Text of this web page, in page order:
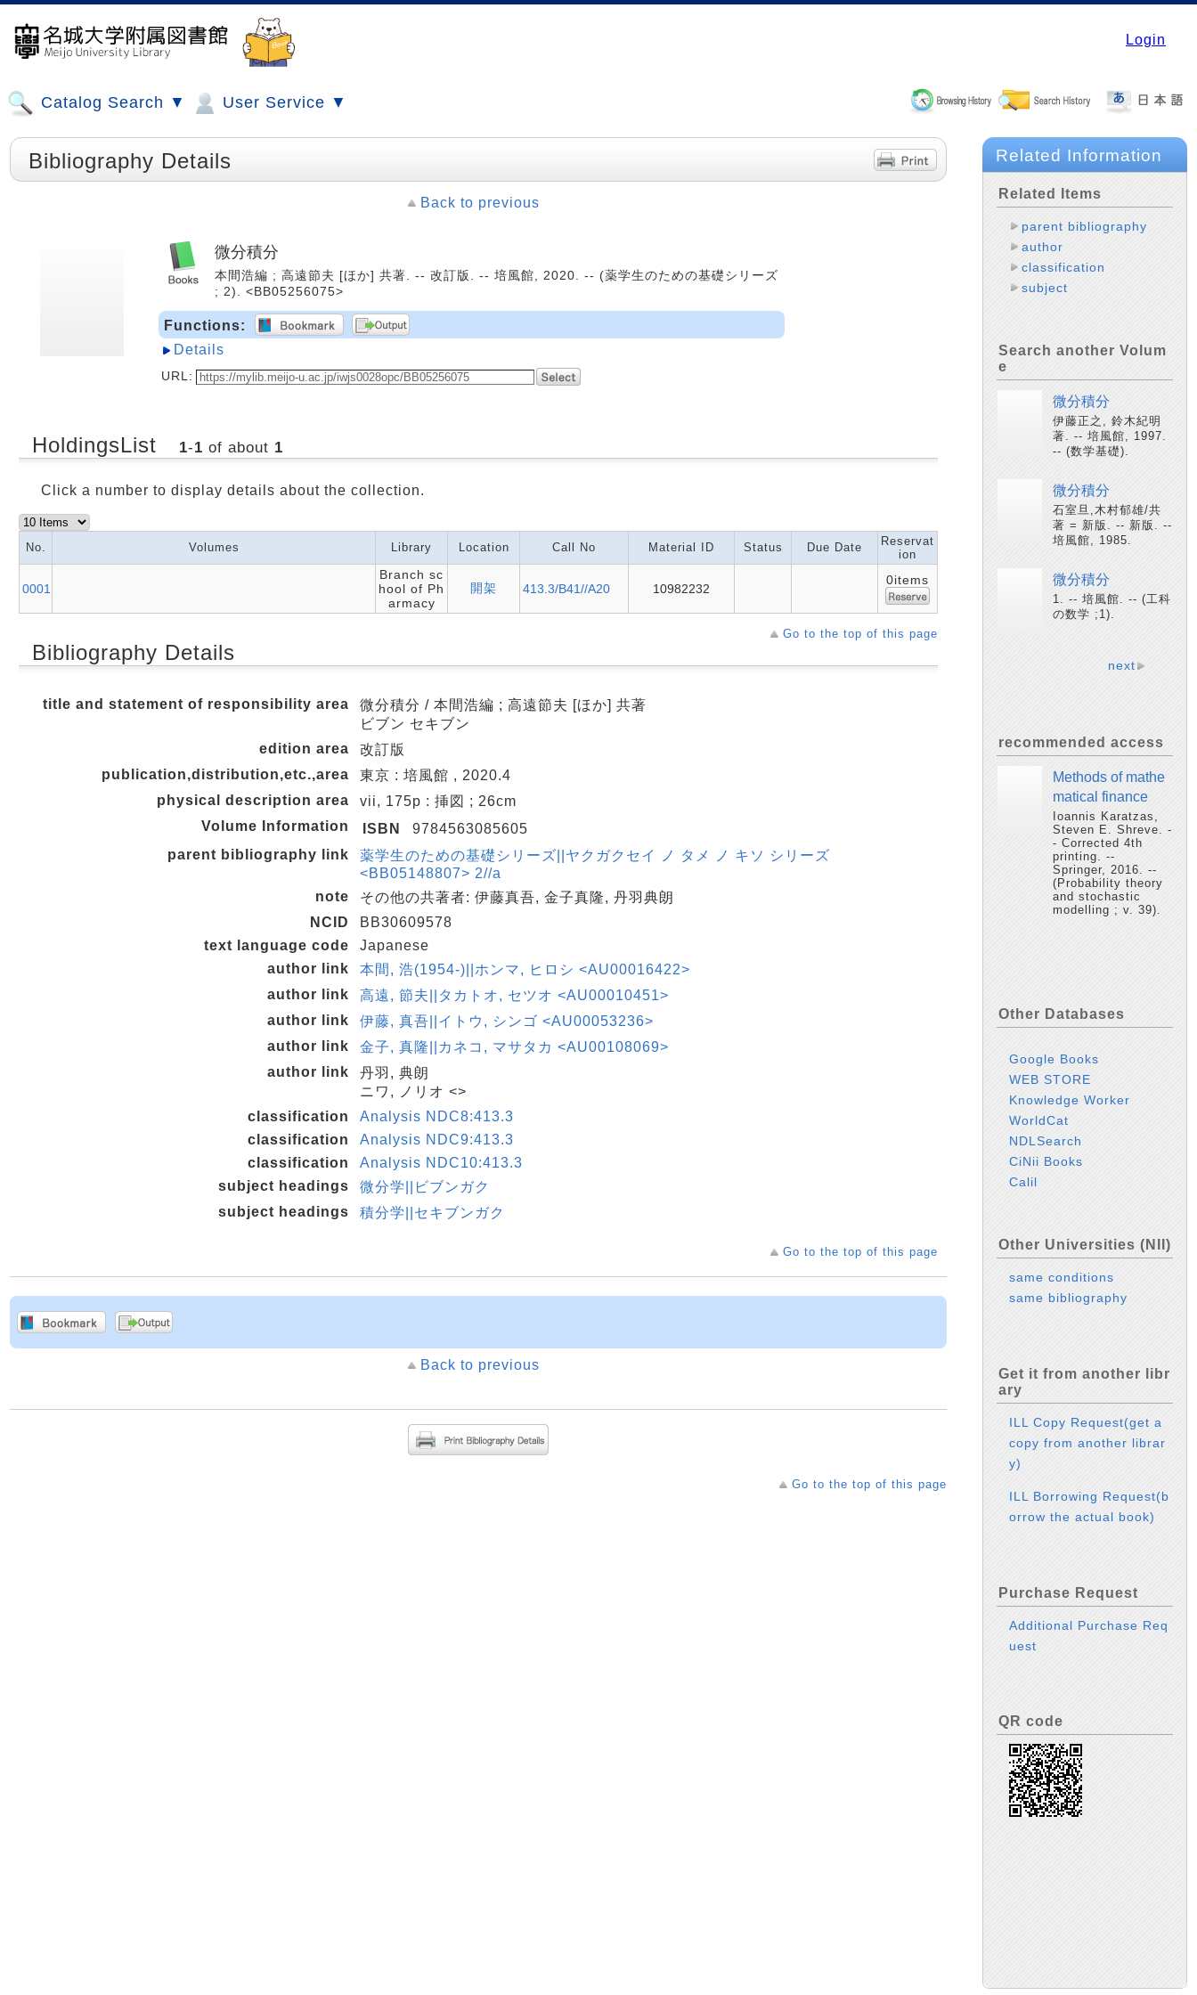
Login
Catalog Search ▼ User Service ▼
Bibliography Details
Back to previous
微分積分
本間浩編 ; 高遠節夫 [ほか] 共著. -- 改訂版. -- 培風館, 2020. -- (薬学生のための基礎シリーズ
; 2). <BB05256075>
Functions:
Details
URL:
HoldingsList 1-1 of about 1
Click a number to display details about the collection.
No. Volumes Library Location Call No Material ID Status Due Date
Reservat
ion
0001
Branch sc
hool of Ph
armacy
開架 413.3/B41//A20 10982232
0items
Go to the top of this page
Bibliography Details
title and statement of responsibility area
微分積分 / 本間浩編 ; 高遠節夫 [ほか] 共著
ビブン セキブン
edition area
改訂版
publication,distribution,etc.,area
東京 : 培風館 , 2020.4
physical description area
vii, 175p : 挿図 ; 26cm
Volume Information
ISBN
9784563085605
parent bibliography link
薬学生のための基礎シリーズ||ヤクガクセイ ノ タメ ノ キソ シリーズ
<BB05148807> 2//a
note
その他の共著者: 伊藤真吾, 金子真隆, 丹羽典朗
NCID
BB30609578
text language code
Japanese
author link
本間, 浩(1954-)||ホンマ, ヒロシ <AU00016422>
author link
高遠, 節夫||タカトオ, セツオ <AU00010451>
author link
伊藤, 真吾||イトウ, シンゴ <AU00053236>
author link
金子, 真隆||カネコ, マサタカ <AU00108069>
author link
丹羽, 典朗
ニワ, ノリオ <>
classification
Analysis NDC8:413.3
classification
Analysis NDC9:413.3
classification
Analysis NDC10:413.3
subject headings
微分学||ビブンガク
subject headings
積分学||セキブンガク
Go to the top of this page
Back to previous
Go to the top of this page
Related Information
Related Items
parent bibliography
author
classification
subject
Search another Volum
e
微分積分
伊藤正之, 鈴木紀明
著. -- 培風館, 1997.
-- (数学基礎).
微分積分
石室旦,木村郁雄/共
著 = 新版. -- 新版. --
培風館, 1985.
微分積分
1. -- 培風館. -- (工科
の数学 ;1).
next
recommended access
Methods of mathe
matical finance
Ioannis Karatzas,
Steven E. Shreve. -
- Corrected 4th
printing. --
Springer, 2016. --
(Probability theory
and stochastic
modelling ; v. 39).
Other Databases
Google Books
WEB STORE
Knowledge Worker
WorldCat
NDLSearch
CiNii Books
Calil
Other Universities (NII)
same conditions
same bibliography
Get it from another libr
ary
ILL Copy Request(get a
copy from another librar
y)
ILL Borrowing Request(b
orrow the actual book)
Purchase Request
Additional Purchase Req
uest
QR code